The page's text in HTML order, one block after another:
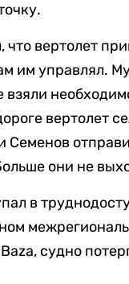
что вертолет
им управлял.
взяли
вертолет
Семенов
они не
в
судно